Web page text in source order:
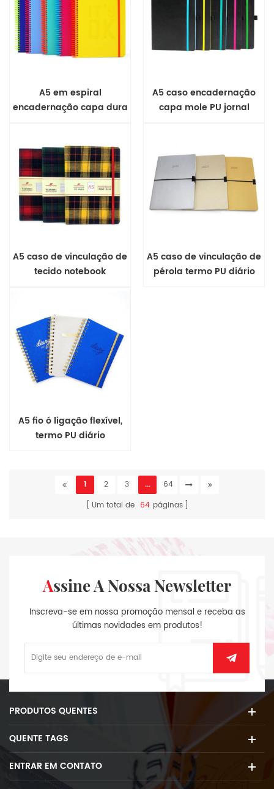
A5 em espiral
encadernação capa dura
A5 caso encadernação
capa mole PU jornal
A5 caso de vinculação de
tecido notebook
A5 caso de vinculação de
pérola termo PU diário
A5 fio ó ligação flexível,
termo PU diário
1 2 3 ...
64
Um total de 64 páginas
Assine A Nossa Newsletter
Inscreva-se em nossa promoção mensal e receba as
últimas novidades em produtos!
PRODUTOS QUENTES
QUENTE TAGS
ENTRAR EM CONTATO